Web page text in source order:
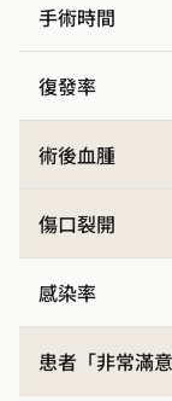
手術時間
復發率
術後血腫
傷口裂開
感染率
患者「非常滿